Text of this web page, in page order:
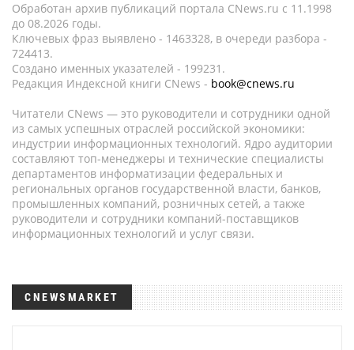
Обработан архив публикаций портала CNews.ru c 11.1998
до 08.2026 годы.
Ключевых фраз выявлено - 1463328, в очереди разбора -
724413.
Создано именных указателей - 199231.
Редакция Индексной книги CNews - book@cnews.ru
Читатели CNews — это руководители и сотрудники одной
из самых успешных отраслей российской экономики:
индустрии информационных технологий. Ядро аудитории
составляют топ-менеджеры и технические специалисты
департаментов информатизации федеральных и
региональных органов государственной власти, банков,
промышленных компаний, розничных сетей, а также
руководители и сотрудники компаний-поставщиков
информационных технологий и услуг связи.
CNEWSMARKET